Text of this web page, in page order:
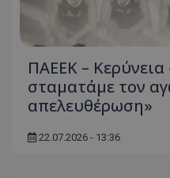
ΠΑΕΕΚ –
σταματάμε τον
απελευθέρωση»
22.07.2026 - 13:36